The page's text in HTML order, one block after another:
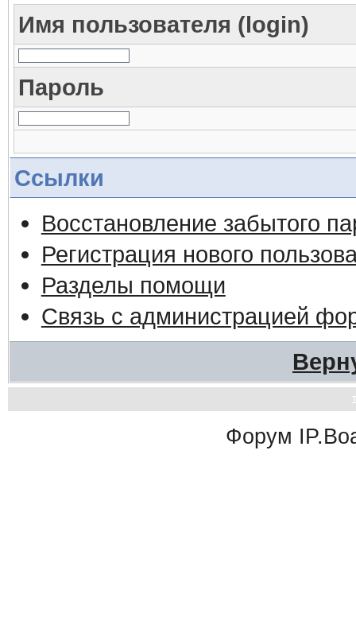
Имя пользователя (login)
Пароль
Ссылки
Восстановление забытого
Регистрация нового
Разделы помощи
Связь с администрацией
Форум